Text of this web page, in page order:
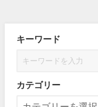
キーワード
カテゴリー